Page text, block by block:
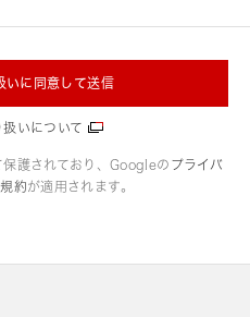
いに同意して送信
いについて
護されており、Googleの プライバ
約が適用されます。